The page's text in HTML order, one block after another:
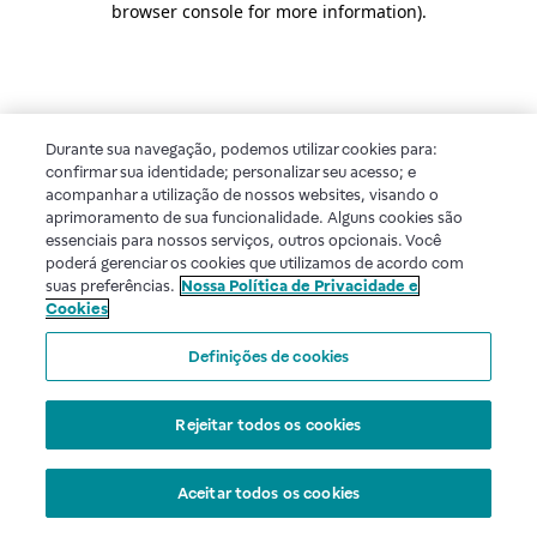
browser console for more information).
Durante sua navegação, podemos utilizar cookies para:
confirmar sua identidade; personalizar seu acesso; e
acompanhar a utilização de nossos websites, visando o
aprimoramento de sua funcionalidade. Alguns cookies são
essenciais para nossos serviços, outros opcionais. Você
poderá gerenciar os cookies que utilizamos de acordo com
suas preferências. Nossa Política de Privacidade e
Cookies
Definições de cookies
Rejeitar todos os cookies
Aceitar todos os cookies